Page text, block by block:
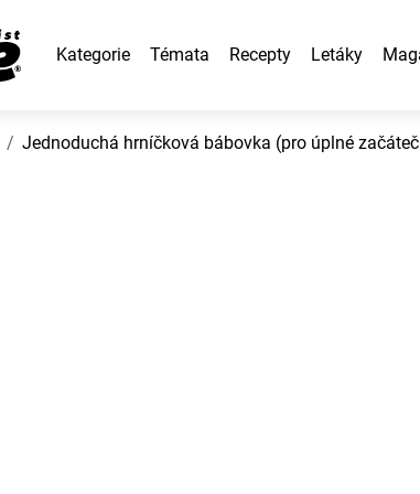
Kategorie Témata Recepty Letáky
Jednoduchá hrníčková bábovka (pro úplné